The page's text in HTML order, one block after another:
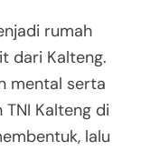
rumah
dari Kalteng.
mental serta
Kalteng di
lalu